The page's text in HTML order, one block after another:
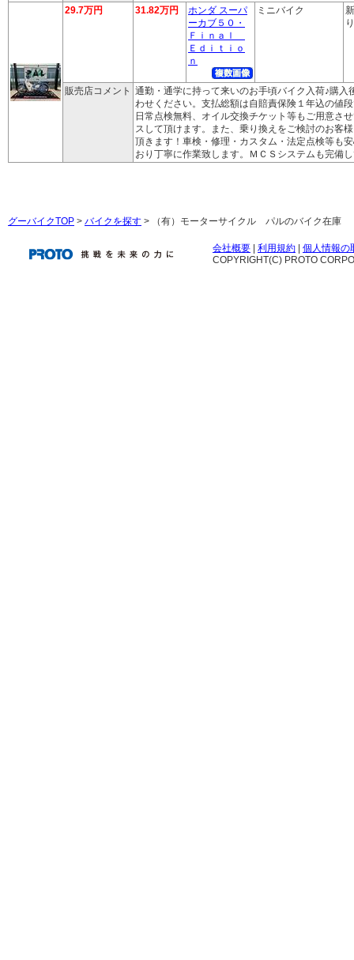
29.7万円
31.82万円
ホンダ スーパ
ーカブ５０・
Ｆｉｎａｌ
Ｅｄｉｔｉｏ
ｎ
ミニバイク
販売店コメント 通勤・通学に持って来いのお手頃バイク入荷♪購
わせください。支払総額は自賠責保険１年込の値
日常点検無料、オイル交換チケット等もご用意さ
スして頂けます。また、乗り換えをご検討のお客
頂きます！車検・修理・カスタム・法定点検等も
おり丁寧に作業致します。ＭＣＳシステムも完備
グーバイクTOP > バイクを探す > （有）モーターサイクル パルのバイク在庫
会社概要 | 利用規約 | 個人情報の
COPYRIGHT(C) PROTO